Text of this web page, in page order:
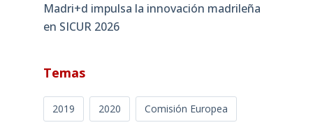
Madri+d impulsa la innovación madrileña
en SICUR 2026
Temas
2019 2020 Comisión Europea